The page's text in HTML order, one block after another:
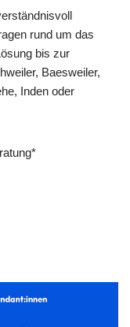
rund um das
bis zur
Baesweiler,
Inden oder